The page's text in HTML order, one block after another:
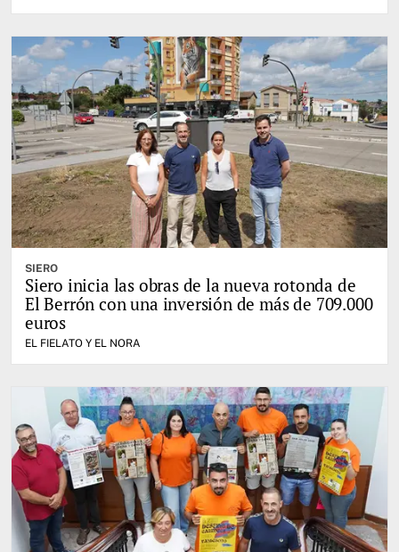
SIERO
Siero inicia las obras de la nueva rotonda de
El Berrón con una inversión de más de 709.000
euros
EL FIELATO Y EL NORA